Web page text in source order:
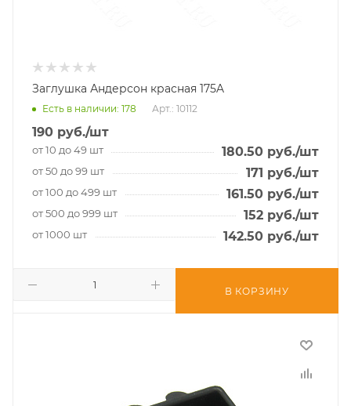
Заглушка Андерсон красная 175A
Есть в наличии: 178 Арт.: 10112
190 руб./шт
от 10 до 49 шт 180.50 руб./шт
от 50 до 99 шт 171 руб./шт
от 100 до 499 шт 161.50 руб./шт
от 500 до 999 шт 152 руб./шт
от 1000 шт 142.50 руб./шт
В КОРЗИНУ